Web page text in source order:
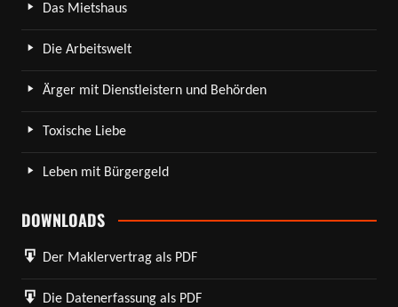
Das Mietshaus
Die Arbeitswelt
Ärger mit Dienstleistern und Behörden
Toxische Liebe
Leben mit Bürgergeld
DOWNLOADS
Der Maklervertrag als PDF
Die Datenerfassung als PDF